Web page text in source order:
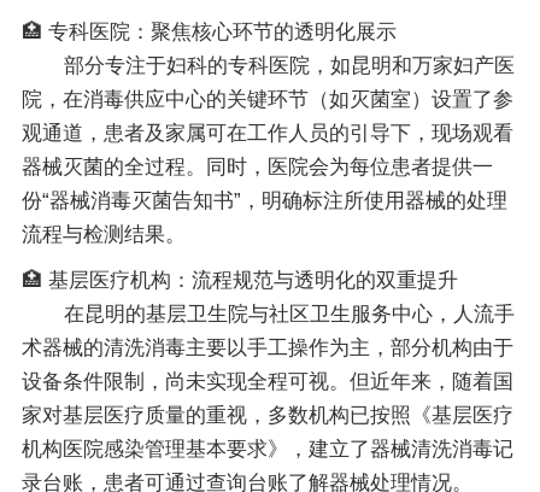
🏥 专科医院：聚焦核心环节的透明化展示
部分专注于妇科的专科医院，如昆明和万家妇产医
院，在消毒供应中心的关键环节（如灭菌室）设置了参
观通道，患者及家属可在工作人员的引导下，现场观看
器械灭菌的全过程。同时，医院会为每位患者提供一
份“器械消毒灭菌告知书”，明确标注所使用器械的处理
流程与检测结果。
🏥 基层医疗机构：流程规范与透明化的双重提升
在昆明的基层卫生院与社区卫生服务中心，人流手
术器械的清洗消毒主要以手工操作为主，部分机构由于
设备条件限制，尚未实现全程可视。但近年来，随着国
家对基层医疗质量的重视，多数机构已按照《基层医疗
机构医院感染管理基本要求》，建立了器械清洗消毒记
录台账，患者可通过查询台账了解器械处理情况。